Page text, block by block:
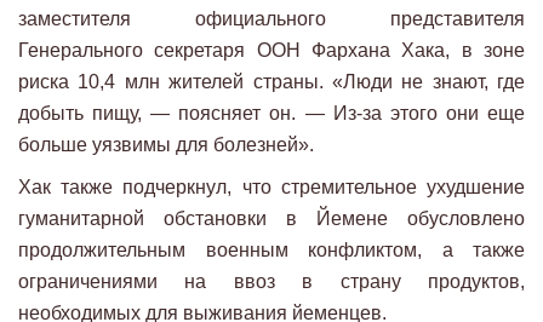
заместителя официального представителя
Генерального секретаря ООН Фархана Хака, в зоне
риска 10,4 млн жителей страны. «Люди не знают, где
добыть пищу, — поясняет он. — Из-за этого они еще
больше уязвимы для болезней».
Хак также подчеркнул, что стремительное ухудшение
гуманитарной обстановки в Йемене обусловлено
продолжительным военным конфликтом, а также
ограничениями на ввоз в страну продуктов,
необходимых для выживания йеменцев.